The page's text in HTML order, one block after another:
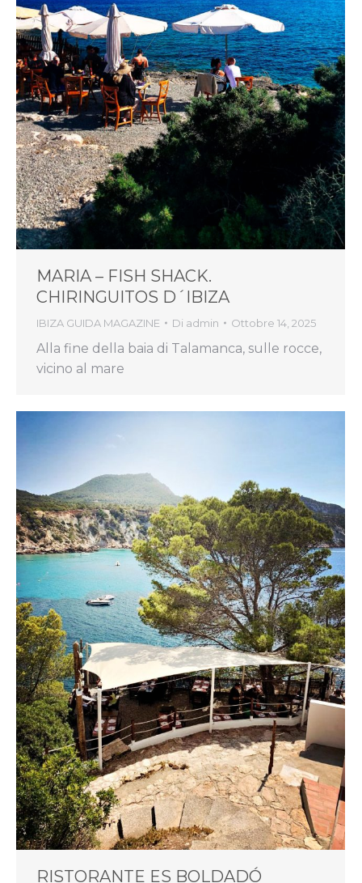
MARIA – FISH SHACK.
CHIRINGUITOS D´IBIZA
IBIZA GUIDA MAGAZINE Di admin Ottobre 14, 2025
Alla fine della baia di Talamanca, sulle rocce,
vicino al mare
RISTORANTE ES BOLDADÓ